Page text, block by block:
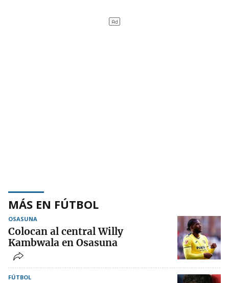
MÁS EN FÚTBOL
OSASUNA
Colocan al central Willy
Kambwala en Osasuna
FÚTBOL